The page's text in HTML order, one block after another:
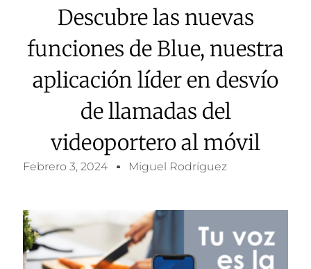
Descubre las nuevas
funciones de Blue, nuestra
aplicación líder en desvío
de llamadas del
videoportero al móvil
Febrero 3, 2024 Miguel Rodríguez